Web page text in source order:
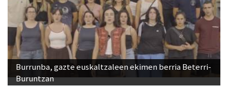
Burrunba, gazte euskaltzaleen ekimen berria Beterri-
Buruntzan